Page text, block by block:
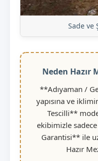
Sade ve
Neden Hazır
**Adıyaman /
yapısına ve
Tescilli**
ekibimizle
Garantisi** ile
Hazır